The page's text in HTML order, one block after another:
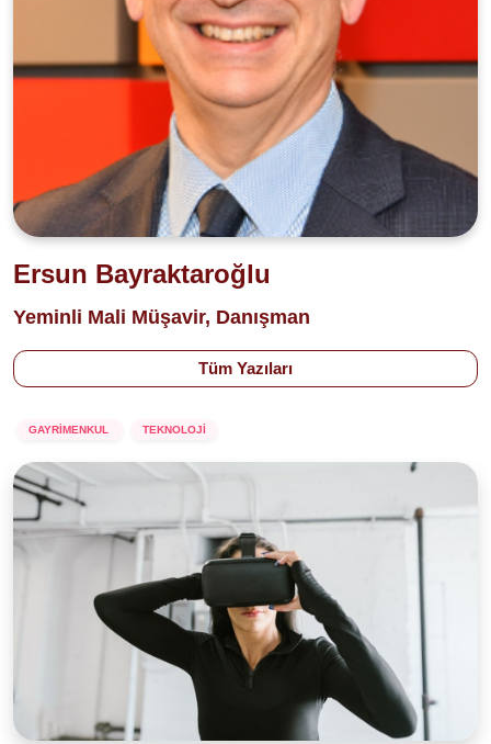
Ersun Bayraktaroğlu
Yeminli Mali Müşavir, Danışman
Tüm Yazıları
GAYRİMENKUL TEKNOLOJİ